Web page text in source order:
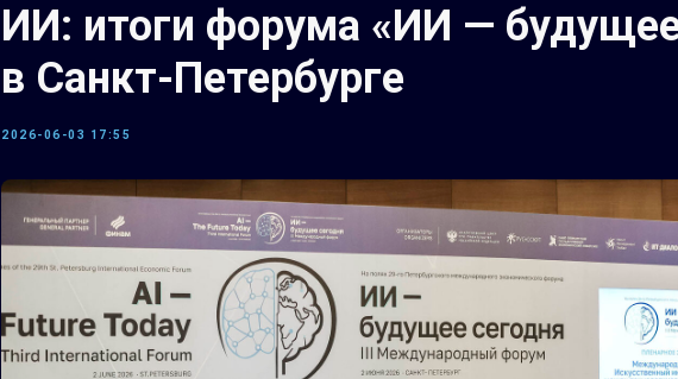
ИИ: итоги форума «ИИ —
в Санкт-Петербурге
2026-06-03 17:55